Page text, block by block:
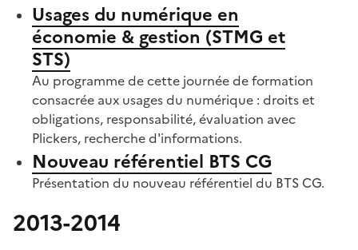
Usages du numérique en
économie & gestion (STMG et
STS)
Au programme de cette journée de formation
consacrée aux usages du numérique : droits et
obligations, responsabilité, évaluation avec
Plickers, recherche d'informations.
Nouveau référentiel BTS CG
Présentation du nouveau référentiel du BTS CG.
S'abonner à Accordéon
2013-2014